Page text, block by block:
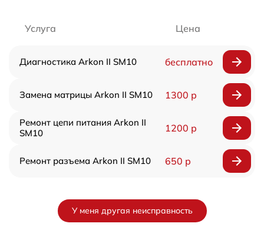
Услуга Цена
Диагностика Arkon II SM10 бесплатно
Замена матрицы Arkon II SM10 1300 р
Ремонт цепи питания Arkon II
SM10
1200 р
Ремонт разъема Arkon II SM10 650 р
У меня другая неисправность